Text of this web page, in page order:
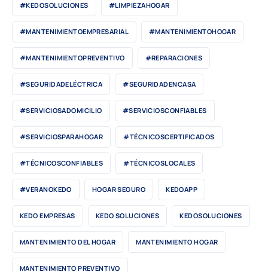
#KEDOSOLUCIONES #LIMPIEZAHOGAR
#MANTENIMIENTOEMPRESARIAL #MANTENIMIENTOHOGAR
#MANTENIMIENTOPREVENTIVO #REPARACIONES
#SEGURIDADELÉCTRICA #SEGURIDADENCASA
#SERVICIOSADOMICILIO #SERVICIOSCONFIABLES
#SERVICIOSPARAHOGAR #TÉCNICOSCERTIFICADOS
#TÉCNICOSCONFIABLES #TÉCNICOSLOCALES
#VERANOKEDO HOGAR SEGURO KEDOAPP
KEDO EMPRESAS KEDO SOLUCIONES KEDOSOLUCIONES
MANTENIMIENTO DEL HOGAR MANTENIMIENTO HOGAR
MANTENIMIENTO PREVENTIVO